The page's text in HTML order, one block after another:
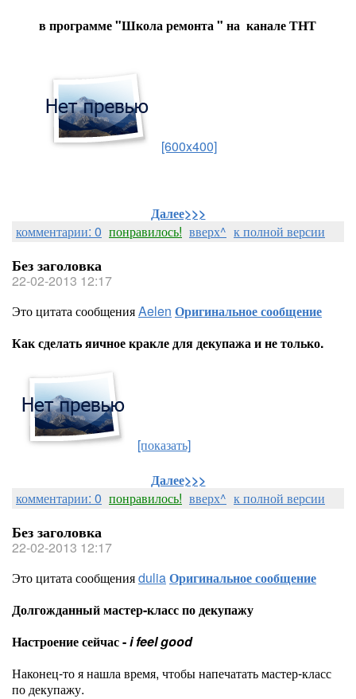
в программе "Школа ремонта " на канале ТНТ
[600x400]
Далее>>>
комментарии: 0 понравилось! вверх^ к полной версии
Без заголовка
22-02-2013 12:17
Это цитата сообщенияAelen Оригинальное сообщение
Как сделать яичное кракле для декупажа и не только.
[показать]
Далее>>>
комментарии: 0 понравилось! вверх^ к полной версии
Без заголовка
22-02-2013 12:17
Это цитата сообщенияduliaОригинальное сообщение
Долгожданный мастер-класс по декупажу
Настроение сейчас -i feel good
Наконец-то я нашла время, чтобы напечатать мастер-класс
по декупажу.